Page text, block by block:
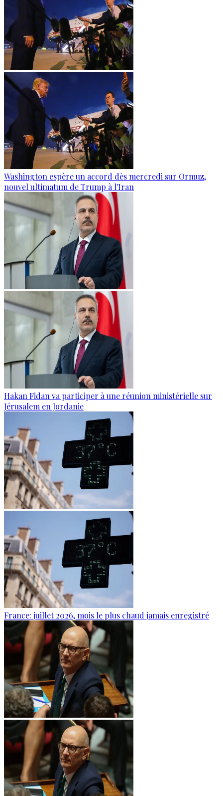
Washington espère un accord dès mercredi sur Ormuz,
nouvel ultimatum de Trump à l'Iran
Hakan Fidan va participer à une réunion ministérielle sur
Jérusalem en Jordanie
France: juillet 2026, mois le plus chaud jamais enregistré